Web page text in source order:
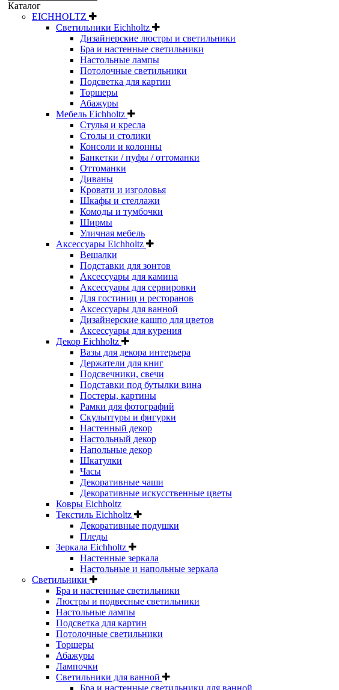
Каталог
EICHHOLTZ
Светильники Eichholtz
Дизайнерские люстры и светильники
Бра и настенные светильники
Настольные лампы
Потолочные светильники
Подсветка для картин
Торшеры
Абажуры
Мебель Eichholtz
Стулья и кресла
Столы и столики
Консоли и колонны
Банкетки / пуфы / оттоманки
Оттоманки
Диваны
Кровати и изголовья
Шкафы и стеллажи
Комоды и тумбочки
Ширмы
Уличная мебель
Аксессуары Eichholtz
Вешалки
Подставки для зонтов
Аксессуары для камина
Аксессуары для сервировки
Для гостиниц и ресторанов
Аксессуары для ванной
Дизайнерские кашпо для цветов
Аксессуары для курения
Декор Eichholtz
Вазы для декора интерьера
Держатели для книг
Подсвечники, свечи
Подставки под бутылки вина
Постеры, картины
Рамки для фотографий
Скульптуры и фигурки
Настенный декор
Настольный декор
Напольные декор
Шкатулки
Часы
Декоративные чаши
Декоративные искусственные цветы
Ковры Eichholtz
Текстиль Eichholtz
Декоративные подушки
Пледы
Зеркала Eichholtz
Настенные зеркала
Настольные и напольные зеркала
Светильники
Бра и настенные светильники
Люстры и подвесные светильники
Настольные лампы
Подсветка для картин
Потолочные светильники
Торшеры
Абажуры
Лампочки
Светильники для ванной
Бра и настенные светильники для ванной